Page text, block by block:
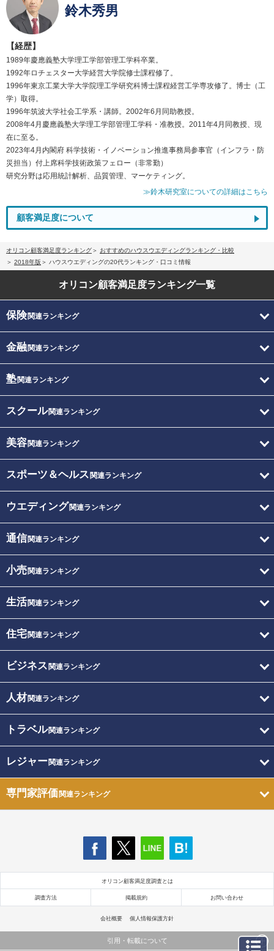
鈴木秀男
【経歴】
1989年慶應義塾大学理工学部管理工学科卒業。
1992年ロチェスター大学経営大学院修士課程修了。
1996年東京工業大学大学院理工学研究科博士課程経営工学専攻修了。博士（工
学）取得。
1996年筑波大学社会工学系・講師。2002年6月同助教授。
2008年4月慶應義塾大学理工学部管理工学科・准教授。2011年4月同教授、現
在に至る。
2023年4月内閣府 科学技術・イノベーション推進事務局参事官（インフラ・防
災担当）付上席科学技術政策フェロー（非常勤）
研究分野は応用統計解析、品質管理、マーケティング。
≫鈴木研究室についての詳細はこちら
顧客満足度について
オリコン顧客満足度ランキング
おすすめのハウスウエディングランキング・比較
2018年版
ハウスウエディングの20代ランキング・口コミ情報
オリコン顧客満足度ランキング一覧
保険関連ランキング
金融関連ランキング
塾関連ランキング
スクール関連ランキング
美容関連ランキング
スポーツ＆ヘルス 関連ランキング
ウエディング関連ランキング
通信関連ランキング
小売関連ランキング
生活関連ランキング
住宅関連ランキング
ビジネス 関連ランキング
人材関連ランキング
トラベル関連ランキング
レジャー関連ランキング
専門家評価関連ランキング
オリコン顧客満足度調査とは
調査方法 掲載規約 お問い合わせ
会社概要 個人情報保護方針
引用・転載について